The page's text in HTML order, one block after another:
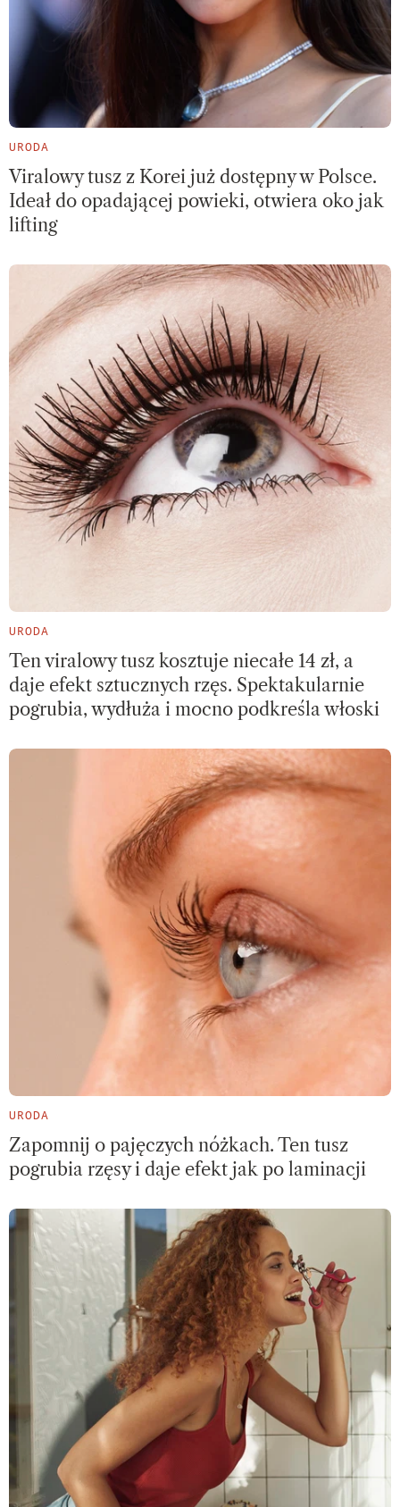
URODA
Viralowy tusz z Korei już dostępny w Polsce.
Ideał do opadającej powieki, otwiera oko jak
lifting
URODA
Ten viralowy tusz kosztuje niecałe 14 zł, a
daje efekt sztucznych rzęs. Spektakularnie
pogrubia, wydłuża i mocno podkreśla włoski
URODA
Zapomnij o pajęczych nóżkach. Ten tusz
pogrubia rzęsy i daje efekt jak po laminacji